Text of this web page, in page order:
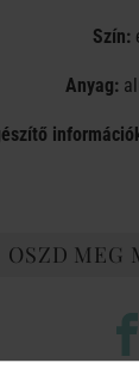
Szín:
Anyag:
OSZD MEG